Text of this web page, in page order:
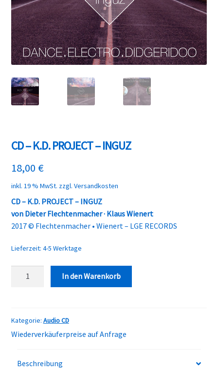
CD – K.D. PROJECT – INGUZ
18,00 €
inkl. 19 % MwSt. zzgl. Versandkosten
CD – K.D. PROJECT – INGUZ
von Dieter Flechtenmacher · Klaus Wienert
2017 © Flechtenmacher • Wienert – LGE RECORDS
Lieferzeit: 4-5 Werktage
-
INGUZ
In den Warenkorb
Kategorie: Audio CD
Wiederverkäuferpreise auf Anfrage
Beschreibung